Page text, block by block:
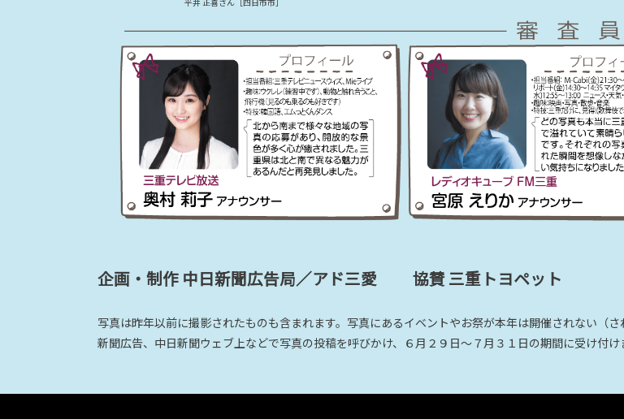
企画・制作 中日新聞広告局／アド三愛 協賛 三重トヨペット
写真は昨年以前に撮影されたものも含まれます。写真にあるイベントやお祭が本年は開催されない（さ
新聞広告、中日新聞ウェブ上などで写真の投稿を呼びかけ、６月２９日～７月３１日の期間に受け付け